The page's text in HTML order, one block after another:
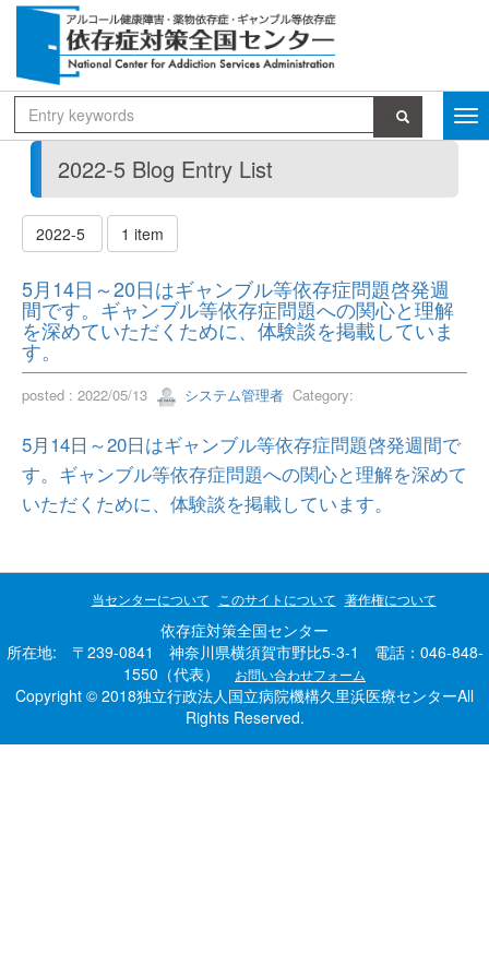
2022-5 Blog Entry List
2022-5 1 item
5月14日～20日はギャンブル等依存症問題啓発週
間です。ギャンブル等依存症問題への関心と理解
を深めていただくために、体験談を掲載していま
す。
posted : 2022/05/13 システム管理者 Category:
5月14日～20日はギャンブル等依存症問題啓発週間で
す。ギャンブル等依存症問題への関心と理解を深めて
いただくために、体験談を掲載しています。
当センターについて このサイトについて 著作権について
依存症対策全国センター
所在地: 〒239-0841 神奈川県横須賀市野比5-3-1 電話：046-848-
1550（代表）
お問い合わせフォーム
Copyright © 2018独立行政法人国立病院機構久里浜医療センターAll
Rights Reserved.